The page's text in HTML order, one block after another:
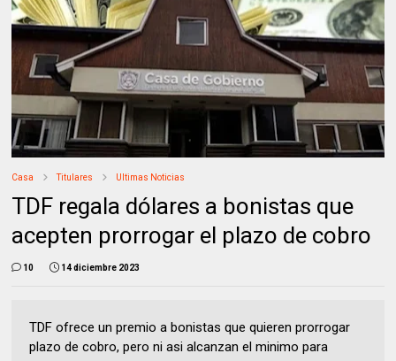
Casa Titulares Ultimas Noticias
TDF regala dólares a bonistas que
acepten prorrogar el plazo de cobro
10 14 diciembre 2023
TDF ofrece un premio a bonistas que quieren prorrogar
plazo de cobro, pero ni asi alcanzan el minimo para